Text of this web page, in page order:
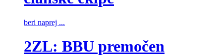
beri naprej ...
2ZL: BBU premočen